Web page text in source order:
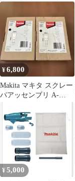
¥6,800
Makita マキタ スクレー
パアッセンブリ A-
¥ 5,000